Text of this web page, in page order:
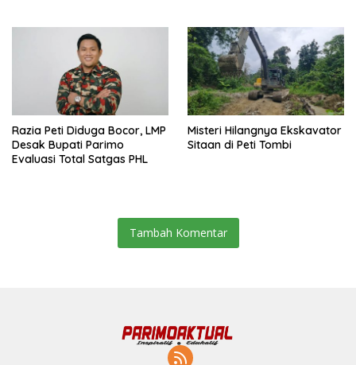
Razia Peti Diduga Bocor, LMP
Desak Bupati Parimo
Evaluasi Total Satgas PHL
Misteri Hilangnya Ekskavator
Sitaan di Peti Tombi
Tambah Komentar